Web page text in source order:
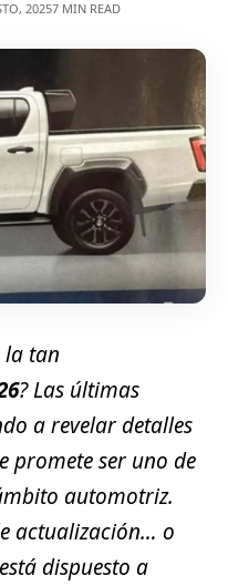
20257 MIN READ
la tan
? Las últimas
a revelar detalles
promete ser uno de
automotriz.
actualización… o
dispuesto a